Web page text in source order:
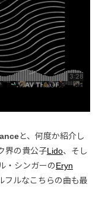
と、何度か紹介し
界の貴公子Lido、そし
・シンガーのEryn
フルなこちらの曲も最